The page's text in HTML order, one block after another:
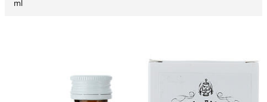
ml